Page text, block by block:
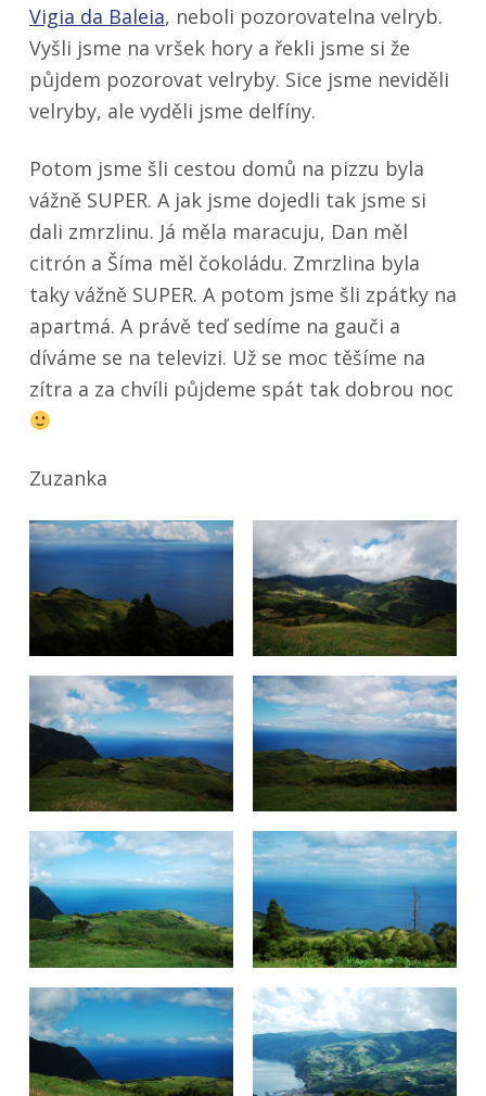
Vigia da Baleia, neboli pozorovatelna velryb.
Vyšli jsme na vršek hory a řekli jsme si že
půjdem pozorovat velryby. Sice jsme neviděli
velryby, ale vyděli jsme delfíny.
Potom jsme šli cestou domů na pizzu byla
vážně SUPER. A jak jsme dojedli tak jsme si
dali zmrzlinu. Já měla maracuju, Dan měl
citrón a Šíma měl čokoládu. Zmrzlina byla
taky vážně SUPER. A potom jsme šli zpátky na
apartmá. A právě teď sedíme na gauči a
díváme se na televizi. Už se moc těšíme na
zítra a za chvíli půjdeme spát tak dobrou noc
Zuzanka